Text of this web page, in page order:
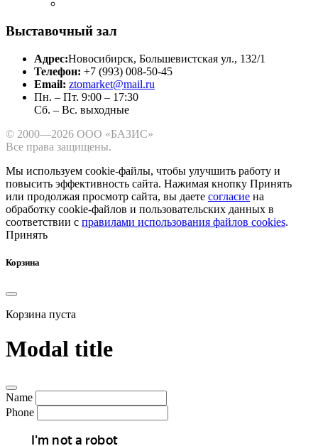
Выставочный зал
Адрес:Новосибирск, Большевистская ул., 132/1
Телефон: +7 (993) 008-50-45
Email: ztomarket@mail.ru
Пн. – Пт. 9:00 – 17:30
Сб. – Вс. выходные
© 2000—2026 ООО «БАЗИС»
Все права защищены.
Мы используем cookie-файлы, чтобы улучшить работу и
повысить эффективность сайта. Нажимая кнопку Принять
или продолжая просмотр сайта, вы даете согласие на
обработку cookie-файлов и пользовательских данных в
соответствии с правилами использования файлов cookies.
Принять
Корзина
Корзина пуста
Modal title
Name
Phone